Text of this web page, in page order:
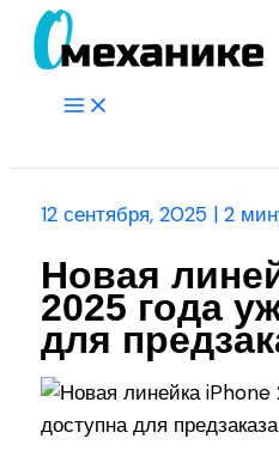
Перейти
Main
12 сентября, 2025 |2
Новая
2025 года
для